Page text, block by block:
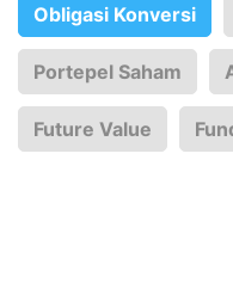
Obligasi Konversi
Portepel Saham
Future Value